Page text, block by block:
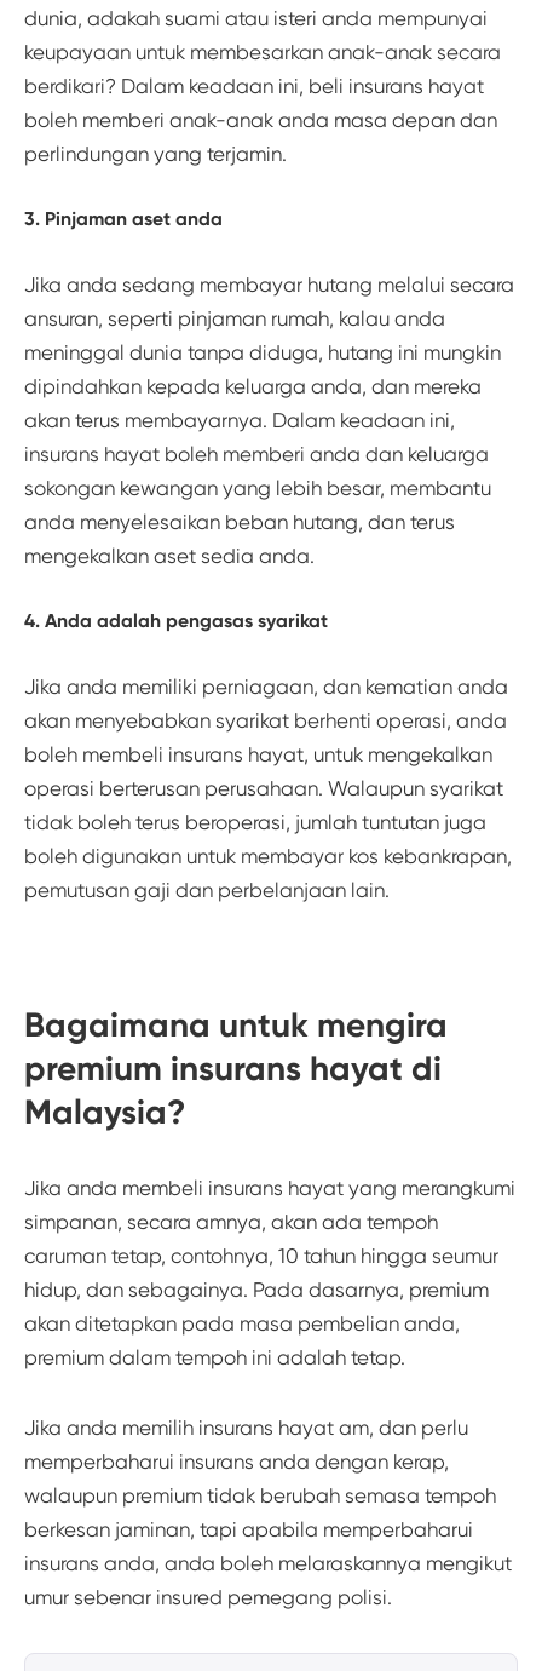
dunia, adakah suami atau isteri anda mempunyai
keupayaan untuk membesarkan anak-anak secara
berdikari? Dalam keadaan ini, beli insurans hayat
boleh memberi anak-anak anda masa depan dan
perlindungan yang terjamin.
3. Pinjaman aset anda
Jika anda sedang membayar hutang melalui secara
ansuran, seperti pinjaman rumah, kalau anda
meninggal dunia tanpa diduga, hutang ini mungkin
dipindahkan kepada keluarga anda, dan mereka
akan terus membayarnya. Dalam keadaan ini,
insurans hayat boleh memberi anda dan keluarga
sokongan kewangan yang lebih besar, membantu
anda menyelesaikan beban hutang, dan terus
mengekalkan aset sedia anda.
4. Anda adalah pengasas syarikat
Jika anda memiliki perniagaan, dan kematian anda
akan menyebabkan syarikat berhenti operasi, anda
boleh membeli insurans hayat, untuk mengekalkan
operasi berterusan perusahaan. Walaupun syarikat
tidak boleh terus beroperasi, jumlah tuntutan juga
boleh digunakan untuk membayar kos kebankrapan,
pemutusan gaji dan perbelanjaan lain.
Bagaimana untuk mengira
premium insurans hayat di
Malaysia?
Jika anda membeli insurans hayat yang merangkumi
simpanan, secara amnya, akan ada tempoh
caruman tetap, contohnya, 10 tahun hingga seumur
hidup, dan sebagainya. Pada dasarnya, premium
akan ditetapkan pada masa pembelian anda,
premium dalam tempoh ini adalah tetap.
Jika anda memilih insurans hayat am, dan perlu
memperbaharui insurans anda dengan kerap,
walaupun premium tidak berubah semasa tempoh
berkesan jaminan, tapi apabila memperbaharui
insurans anda, anda boleh melaraskannya mengikut
umur sebenar insured pemegang polisi.